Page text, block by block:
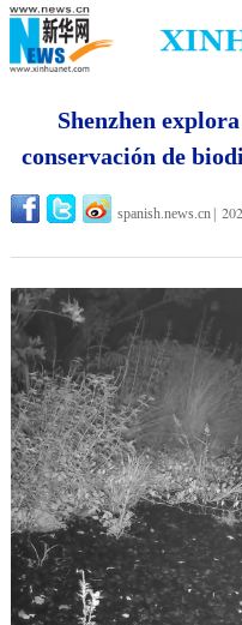
Shenzhen
conservación de
spanish.news.cn